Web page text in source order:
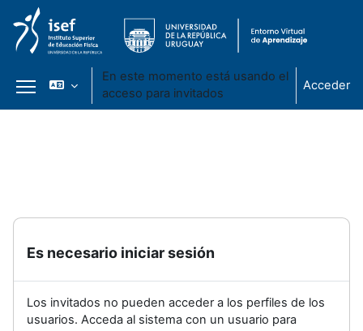
Panel lateral
En este momento está usando el
acceso para invitados
Acceder
Es necesario iniciar sesión
Los invitados no pueden acceder a los perfiles de los
usuarios. Acceda al sistema con un usuario para